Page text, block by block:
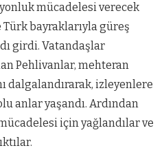
mücadelesi verecek
bayraklarıyla güreş
girdi. Vatandaşlar
Pehlivanlar, mehteran
dalgalandırarak, izleyenlere
anlar yaşandı. Ardından
için yağlandılar ve